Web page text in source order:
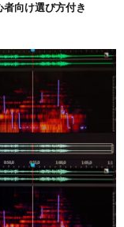
向け選び方付き